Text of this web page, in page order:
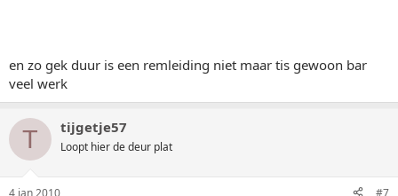
en zo gek duur is een remleiding niet maar tis gewoon bar
veel werk
T tijgetje57
Loopt hier de deur plat
4 jan 2010 #7